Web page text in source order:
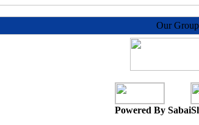
Our Group
Powered By